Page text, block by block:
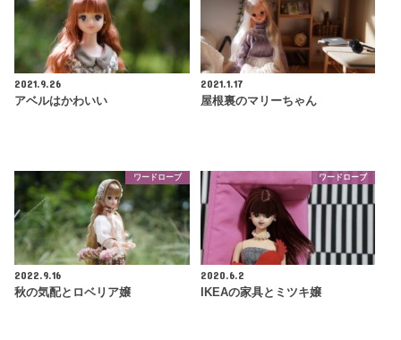
2021.9.26
アベルはかわいい
2021.1.17
屋根裏のマリーちゃん
ワードローブ
2022.9.16
秋の気配とロベリア嬢
ワードローブ
2020.6.2
IKEAの家具とミツキ嬢